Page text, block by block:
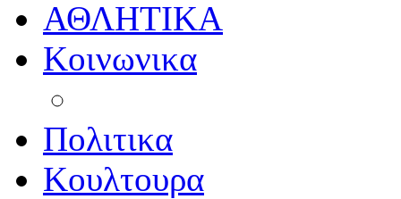
ΑΘΛΗΤΙΚΑ
Κοινωνικα
Πολιτικα
Κουλτουρα